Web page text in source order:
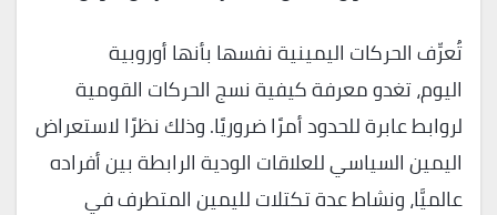
تُعرِّف الحركات اليمينية نفسها بأنها أوروبية
اليوم، تغدو معرفة كيفية نسج الحركات القومية
لروابط عابرة للحدود أمرًا ضروريًا. وذلك نظرًا لاستعراض
اليمين السياسي للعلاقات الودية الرابطة بين أفراده
عالميَّا، ونشاط عدة تكتلات لليمين المتطرف في